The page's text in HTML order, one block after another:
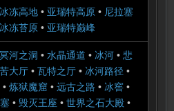
冰冻高地 • 亚瑞特高原 • 尼拉塞
冰冻苔原 • 亚瑞特巅峰
冥河之洞 •水晶通道 • 冰河 •悲
大厅 •瓦特之厅 • 冰河路径 •
•炼狱魔窟 •远古之路 • 冰窖 •
• 毁灭王座 •世界之石大殿 •